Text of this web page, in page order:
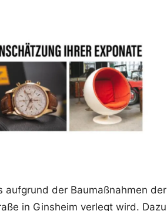
aufgrund der Baumaßnahmen der
in Ginsheim verlegt wird. Dazu